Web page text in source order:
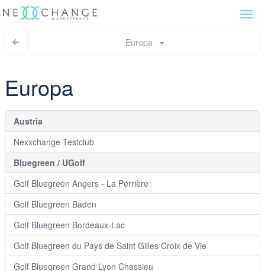
Europa
Europa
Austria
Nexxchange Testclub
Bluegreen / UGolf
Golf Bluegreen Angers - La Perrière
Golf Bluegreen Baden
Golf Bluegreen Bordeaux-Lac
Golf Bluegreen du Pays de Saint Gilles Croix de Vie
Golf Bluegreen Grand Lyon Chassieu